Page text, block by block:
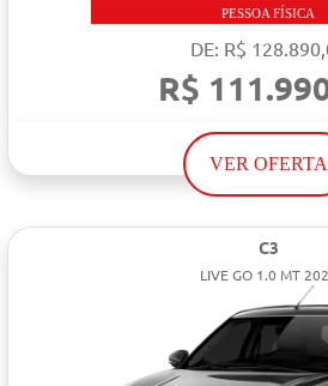
PESSOA FÍSICA
DE: R$
R$
VER OFERTA
C3
LIVE GO 1.0 MT